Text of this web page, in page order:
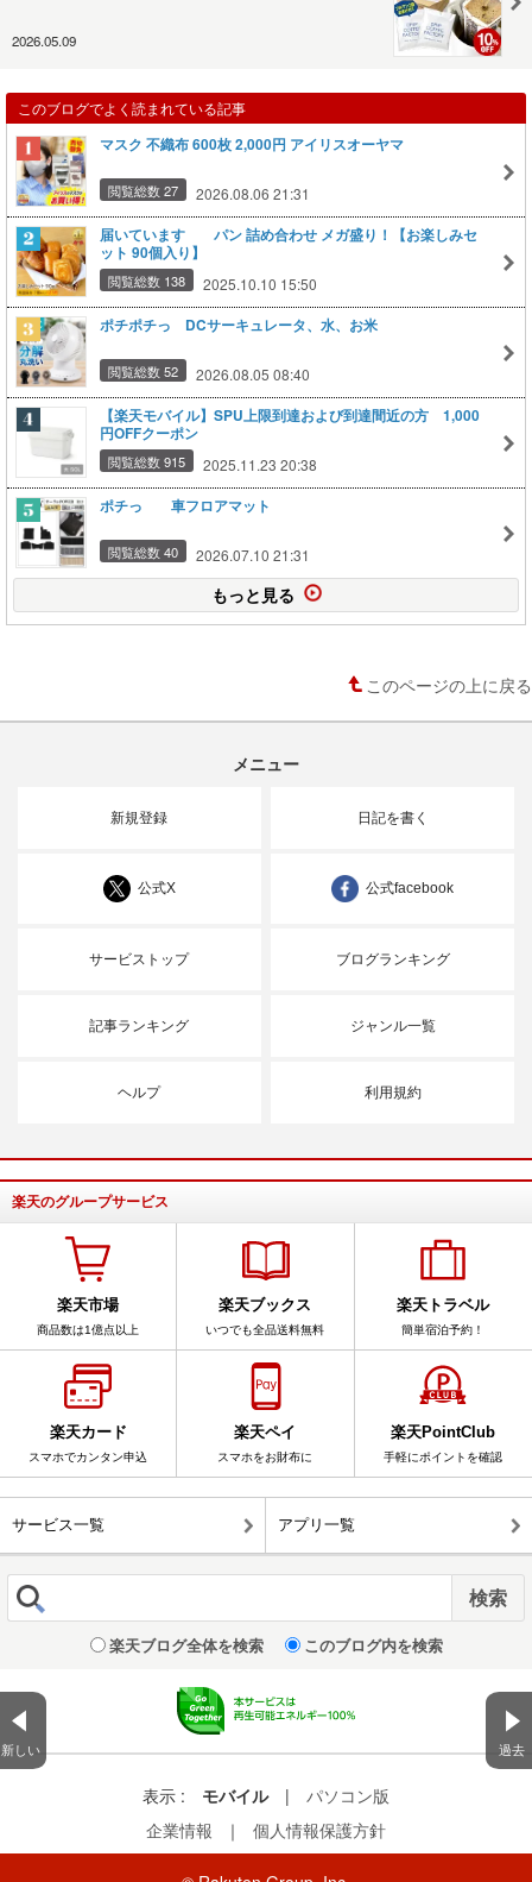
新しい 過去
2026.05.09
このブログでよく読まれている記事
マスク 不織布 600枚 2,000円 アイリスオーヤマ
閲覧総数 27 2026.08.06 21:31
届いています パン 詰め合わせ メガ盛り！【お楽しみセ
ット 90個入り】
閲覧総数 138 2025.10.10 15:50
ポチポチっ DCサーキュレータ、水、お米
閲覧総数 52 2026.08.05 08:40
【楽天モバイル】SPU上限到達および到達間近の方 1,000
円OFFクーポン
閲覧総数 915 2025.11.23 20:38
ポチっ 車フロアマット
閲覧総数 40 2026.07.10 21:31
もっと見る
このページの上に戻る
メニュー
新規登録 日記を書く
公式X 公式facebook
サービストップ ブログランキング
記事ランキング ジャンル一覧
ヘルプ 利用規約
楽天のグループサービス
楽天市場
商品数は1億点以上
楽天ブックス
いつでも全品送料無料
楽天トラベル
簡単宿泊予約！
楽天カード
スマホでカンタン申込
楽天ペイ
スマホをお財布に
楽天PointClub
手軽にポイントを確認
サービス一覧 アプリ一覧
楽天ブログ全体を検索 このブログ内を検索
表示 : モバイル |
パソコン版
企業情報
｜ 個人情報保護方針